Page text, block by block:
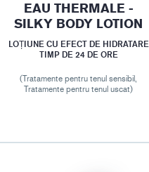
EAU THERMALE -
SILKY BODY LOTION
LOȚIUNE CU EFECT DE HIDRATARE
TIMP DE 24 DE ORE
(Tratamente pentru tenul sensibil,
Tratamente pentru tenul uscat)